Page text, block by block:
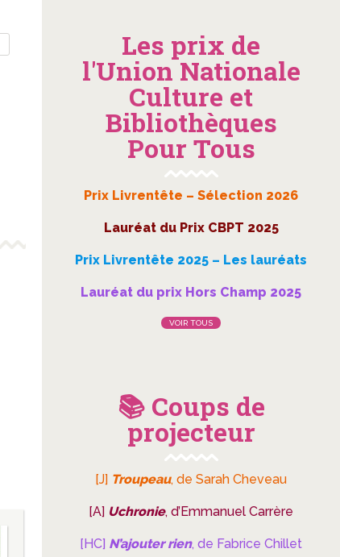
Les prix de
l'Union Nationale
Culture et
Bibliothèques
Pour Tous
Prix Livrentête – Sélection 2026
Lauréat du Prix CBPT 2025
Prix Livrentête 2025 – Les lauréats
Lauréat du prix Hors Champ 2025
VOIR TOUS
📚 Coups de
projecteur
[J] Troupeau, de Sarah Cheveau
[A] Uchronie, d’Emmanuel Carrère
[HC] N’ajouter rien, de Fabrice Chillet